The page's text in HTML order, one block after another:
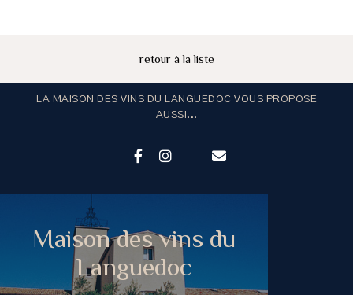
retour à la liste
LA MAISON DES VINS DU LANGUEDOC VOUS PROPOSE
AUSSI...
Maison des vins du
Languedoc